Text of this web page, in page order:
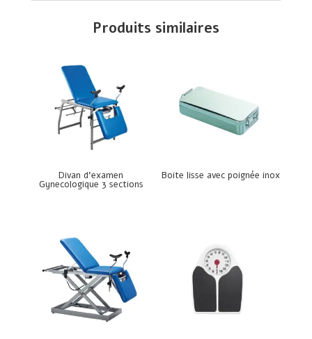
Produits similaires
Divan d’examen
Gynecologique 3 sections
Boite lisse avec poignée inox